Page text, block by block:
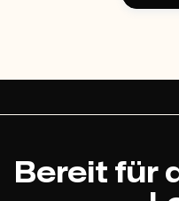
Bereit für